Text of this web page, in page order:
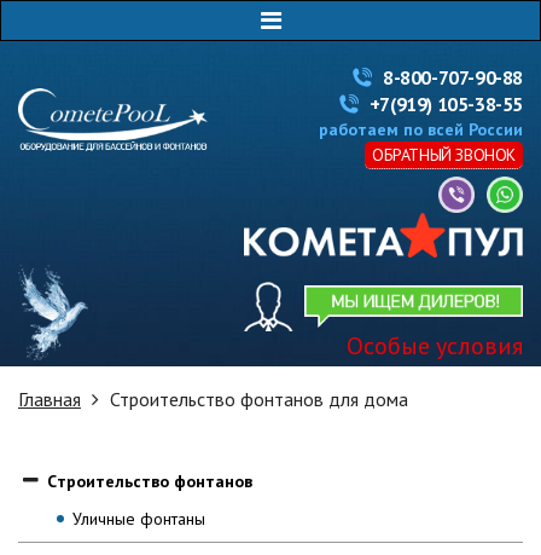
8-800-707-90-88
+7(919) 105-38-55
работаем по всей России
ОБРАТНЫЙ ЗВОНОК
Особые условия
Главная Строительство фонтанов для дома
Cтроительство фонтанов
Уличные фонтаны